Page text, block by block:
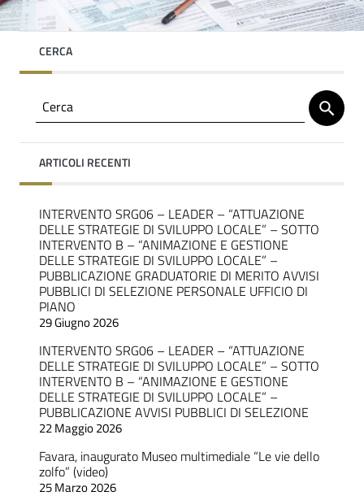
CERCA
ARTICOLI RECENTI
INTERVENTO SRG06 – LEADER – “ATTUAZIONE
DELLE STRATEGIE DI SVILUPPO LOCALE” – SOTTO
INTERVENTO B – “ANIMAZIONE E GESTIONE
DELLE STRATEGIE DI SVILUPPO LOCALE” –
PUBBLICAZIONE GRADUATORIE DI MERITO AVVISI
PUBBLICI DI SELEZIONE PERSONALE UFFICIO DI
PIANO
29 Giugno 2026
INTERVENTO SRG06 – LEADER – “ATTUAZIONE
DELLE STRATEGIE DI SVILUPPO LOCALE” – SOTTO
INTERVENTO B – “ANIMAZIONE E GESTIONE
DELLE STRATEGIE DI SVILUPPO LOCALE” –
PUBBLICAZIONE AVVISI PUBBLICI DI SELEZIONE
22 Maggio 2026
Favara, inaugurato Museo multimediale “Le vie dello
zolfo” (video)
25 Marzo 2026